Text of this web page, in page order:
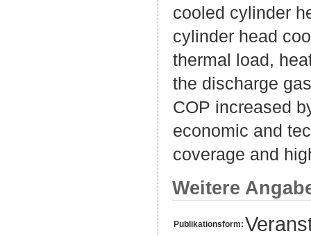
cooled cylinder
cylinder head
thermal load,
the discharge
COP increased
economic and
coverage and
Weitere
Publikationsform: